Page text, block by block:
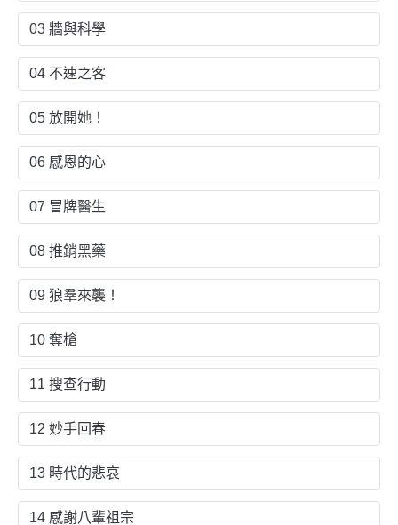
03 牆與科學
04 不速之客
05 放開她！
06 感恩的心
07 冒牌醫生
08 推銷黑藥
09 狼羣來襲！
10 奪槍
11 搜查行動
12 妙手回春
13 時代的悲哀
14 感謝八輩祖宗